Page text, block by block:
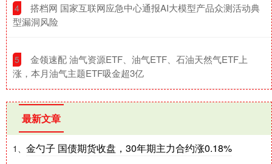
4
​搭档网 国家互联网应急中心通报AI大模型产品众测活动典
型漏洞风险
5
​金领速配 油气资源ETF、油气ETF、石油天然气ETF上
涨，本月油气主题ETF吸金超3亿
最新文章
1、 金勺子 国债期货收盘，30年期主力合约涨0.18%